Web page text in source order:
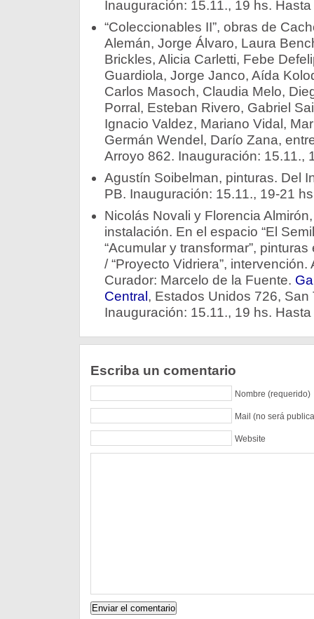
Inauguración: 15.11., 19 hs.
“Coleccionables II”, obras de
Alemán, Jorge Álvaro, Laura
Brickles, Alicia Carletti, Febe
Guardiola, Jorge Janco, Aída
Carlos Masoch, Claudia Melo,
Porral, Esteban Rivero, Gabriel
Ignacio Valdez, Mariano Vidal,
Germán Wendel, Darío Zana,
Arroyo 862. Inauguración: 15.11.,
Agustín Soibelman, pinturas. Del
PB. Inauguración: 15.11., 19-21
Nicolás Novali y Florencia
instalación. En el espacio “El
“Acumular y transformar”,
/ “Proyecto Vidriera”,
Curador: Marcelo de la Fuente.
Central , Estados Unidos 726, San
Inauguración: 15.11., 19 hs.
Escriba un comentario
Nombre (requerido)
Mail (no será
Website